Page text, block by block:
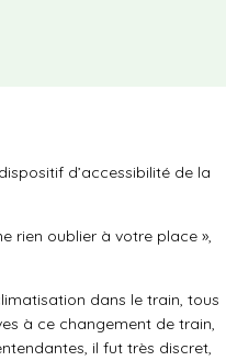
d’accessibilité de la
rien oublier à votre place »,
dans le train, tous
à ce changement de train,
il fut très discret,